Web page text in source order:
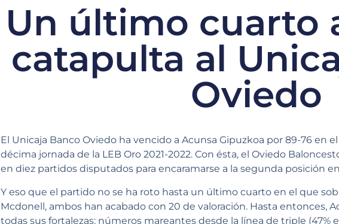
Un último cuarto
catapulta al
Oviedo
El Unicaja Banco Oviedo ha vencido a Acunsa Gipuzkoa por 89-76 en
décima jornada de la LEB Oro 2021-2022. Con ésta, el Oviedo
en diez partidos disputados para encaramarse a la segunda posición
Y eso que el partido no se ha roto hasta un último cuarto en el que
Mcdonell, ambos han acabado con 20 de valoración. Hasta entonces,
todas sus fortalezas: números mareantes desde la línea de triple (47%